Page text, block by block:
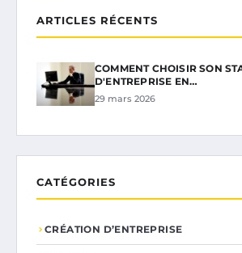
ARTICLES RÉCENTS
COMMENT CHOISIR SON
D'ENTREPRISE EN…
29 mars 2026
CATÉGORIES
CRÉATION D’ENTREPRISE